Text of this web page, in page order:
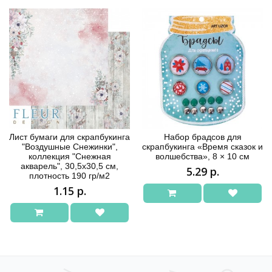
Лист бумаги для скрапбукинга
"Воздушные Снежинки",
коллекция "Снежная
акварель", 30,5х30,5 см,
плотность 190 гр/м2
1.15 р.
Набор брадсов для
скрапбукинга «Время сказок и
волшебства», 8 × 10 см
5.29 р.